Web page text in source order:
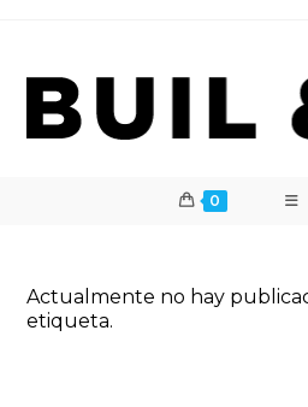
0
Actualmente no hay
etiqueta.